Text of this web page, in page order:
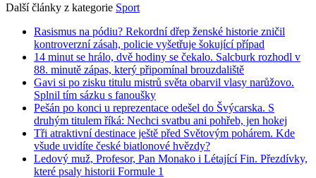
Další články z kategorie Sport
Rasismus na pódiu? Rekordní dřep ženské historie zničil
kontroverzní zásah, policie vyšetřuje šokující případ
14 minut se hrálo, dvě hodiny se čekalo. Salcburk rozhodl v
88. minutě zápas, který připomínal brouzdaliště
Gavi si po zisku titulu mistrů světa obarvil vlasy narůžovo.
Splnil tím sázku s fanoušky
Pešán po konci u reprezentace odešel do Švýcarska. S
druhým titulem říká: Nechci svatbu ani pohřeb, jen hokej
Tři atraktivní destinace ještě před Světovým pohárem. Kde
všude uvidíte české biatlonové hvězdy?
Ledový muž, Profesor, Pan Monako i Létající Fin. Přezdívky,
které psaly historii Formule 1